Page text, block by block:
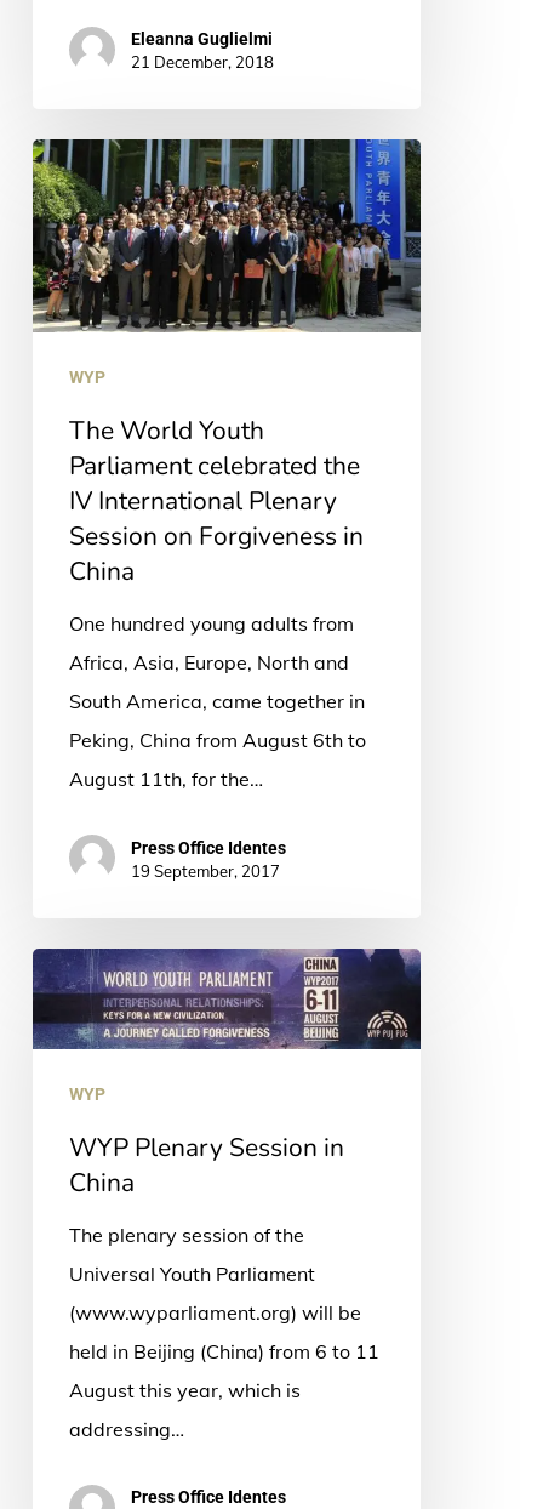
Eleanna Guglielmi
21 December, 2018
The
World
Youth
Parliament
celebrated
International
Plenary
Session
Forgiveness
China
WYP
The World Youth
Parliament celebrated the
IV International Plenary
Session on Forgiveness in
China
One hundred young adults from
Africa, Asia, Europe, North and
South America, came together in
Peking, China from August 6th to
August 11th, for the…
Press Office Identes
19 September, 2017
WYP
Session
WYP
WYP Plenary Session in
China
The plenary session of the
Universal Youth Parliament
(www.wyparliament.org) will be
held in Beijing (China) from 6 to 11
August this year, which is
addressing…
Press Office Identes